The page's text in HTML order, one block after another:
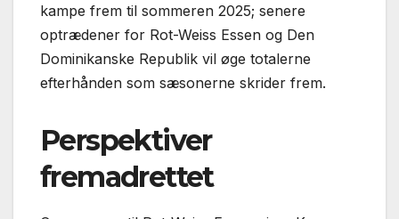
kampe frem til sommeren 2025; senere
optrædener for Rot-Weiss Essen og Den
Dominikanske Republik vil øge totalerne
efterhånden som sæsonerne skrider frem.
Perspektiver
fremadrettet